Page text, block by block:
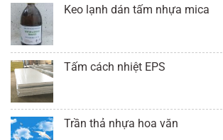
Keo lạnh dán tấm nhựa mica
Tấm cách nhiệt EPS
Trần thả nhựa hoa văn